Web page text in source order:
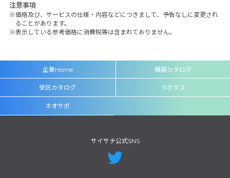
注意事項
価格及び、サービスの仕様・内容などにつきまして、予告なしに変更され
ることがあります。
表示している参考価格に消費税等は含まれておりません。
企業Home 機器カタログ
受託カタログ ラボタス
ネオサポ
サイサチ公式SNS